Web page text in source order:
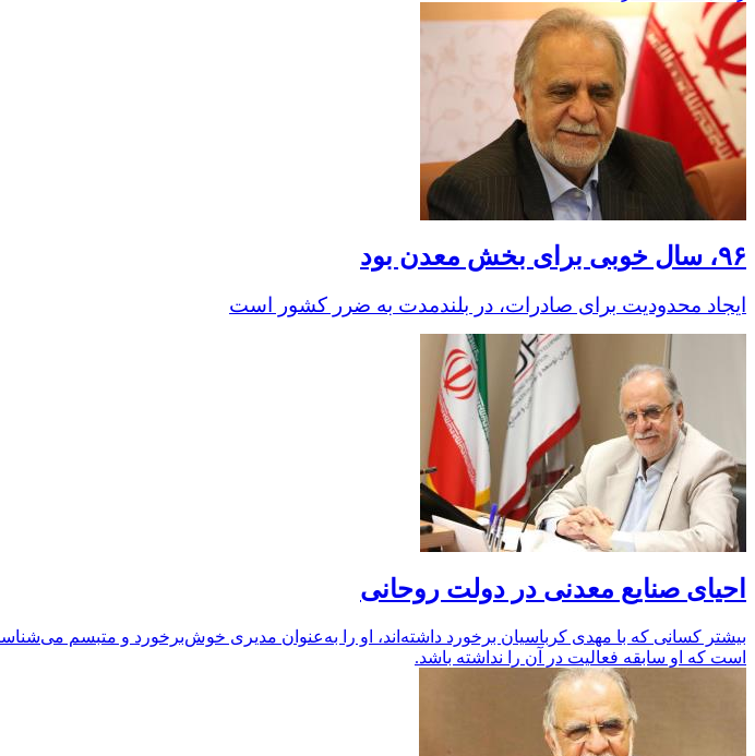
۹۶‌، سال خوبی برای بخش معدن بود
ایجاد محدودیت برای صادرات، در بلندمدت به ضرر کشور است
احیای صنایع معدنی در دولت روحانی
بیشتر کسانی که با مهدی کرباسیان برخورد داشته‌اند، او را به‌عنوان مدیری خوش‌برخورد و متبسم
است که او سابقه فعالیت در آن را نداشته باشد.